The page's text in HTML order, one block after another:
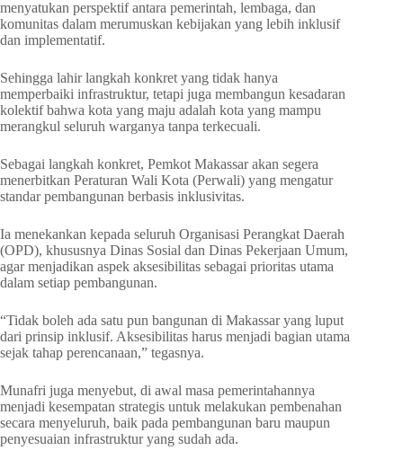
menyatukan perspektif antara pemerintah, lembaga, dan
komunitas dalam merumuskan kebijakan yang lebih inklusif
dan implementatif.
Sehingga lahir langkah konkret yang tidak hanya
memperbaiki infrastruktur, tetapi juga membangun kesadaran
kolektif bahwa kota yang maju adalah kota yang mampu
merangkul seluruh warganya tanpa terkecuali.
Sebagai langkah konkret, Pemkot Makassar akan segera
menerbitkan Peraturan Wali Kota (Perwali) yang mengatur
standar pembangunan berbasis inklusivitas.
Ia menekankan kepada seluruh Organisasi Perangkat Daerah
(OPD), khususnya Dinas Sosial dan Dinas Pekerjaan Umum,
agar menjadikan aspek aksesibilitas sebagai prioritas utama
dalam setiap pembangunan.
“Tidak boleh ada satu pun bangunan di Makassar yang luput
dari prinsip inklusif. Aksesibilitas harus menjadi bagian utama
sejak tahap perencanaan,” tegasnya.
Munafri juga menyebut, di awal masa pemerintahannya
menjadi kesempatan strategis untuk melakukan pembenahan
secara menyeluruh, baik pada pembangunan baru maupun
penyesuaian infrastruktur yang sudah ada.